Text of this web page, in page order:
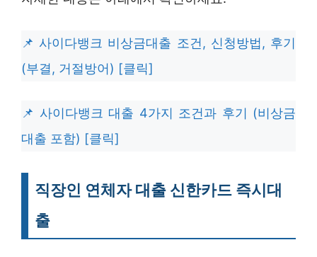
사이다뱅크 비상금대출 조건, 신청방법, 후기
(부결, 거절방어) [클릭]
사이다뱅크 대출 4가지 조건과 후기 (비상금
대출 포함) [클릭]
직장인 연체자 대출 신한카드 즉시대
출